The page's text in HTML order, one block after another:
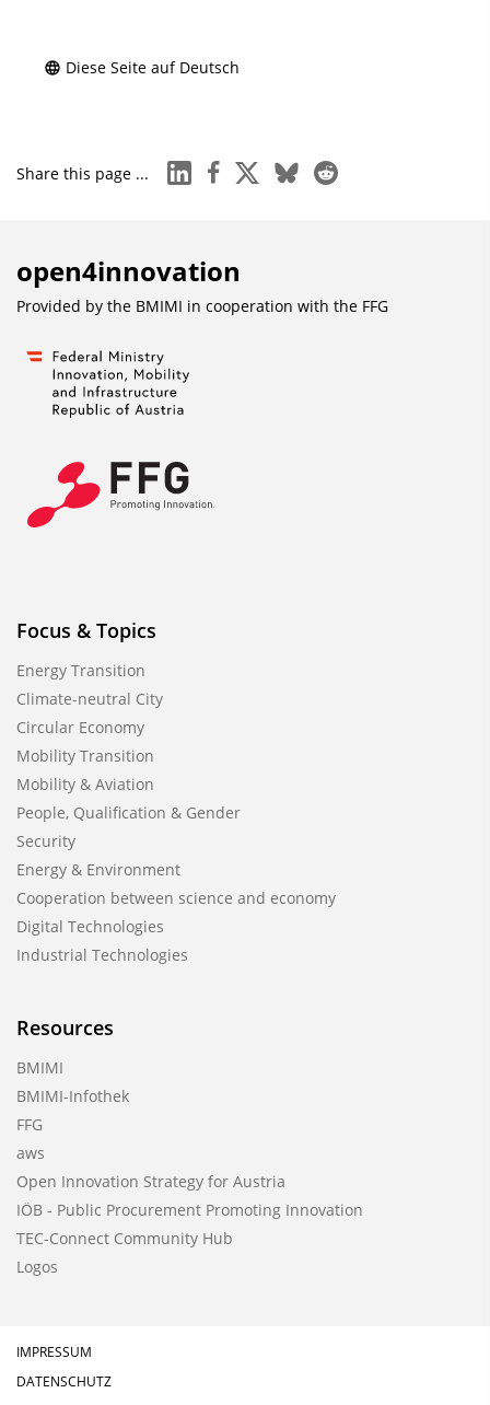
Diese Seite auf Deutsch
Share this page ... linkedinfacebook
x blueskyreddit
open4innovation
Provided by the BMIMI in cooperation with the FFG
Focus & Topics
Energy Transition
Climate-neutral City
Circular Economy
Mobility Transition
Mobility & Aviation
People, Qualification & Gender
Security
Energy & Environment
Cooperation between science and economy
Digital Technologies
Industrial Technologies
Resources
BMIMI
BMIMI-Infothek
FFG
aws
Open Innovation Strategy for Austria
IÖB - Public Procurement Promoting Innovation
TEC-Connect Community Hub
Logos
IMPRESSUM
DATENSCHUTZ